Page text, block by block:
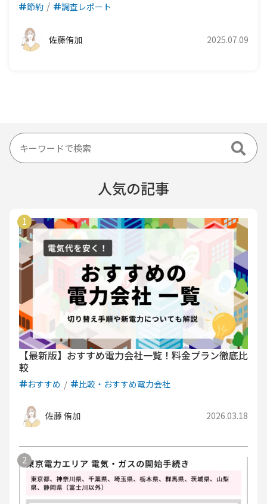
節約 調査レポート
佐藤侑加 2025.07.09
人気の記事
【最新版】おすすめ電力会社一覧！料金プラン徹底比
較
おすすめ 比較・おすすめ電力会社
佐藤 侑加 2026.03.18